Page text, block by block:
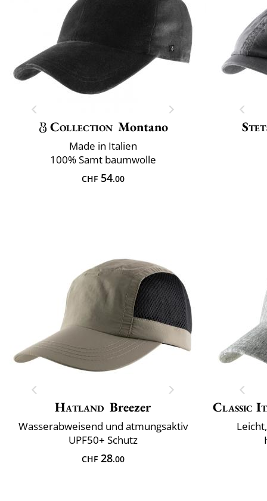
Collection Montano
Made in Italien
100% Samt baumwolle
CHF54.00
Hatland Breezer
Wasserabweisend und atmungsaktiv
UPF50+ Schutz
CHF28.00
Classic